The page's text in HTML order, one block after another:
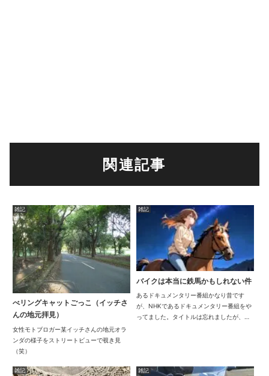
関連記事
雑記
べリングキャットごっこ（イッチさ
んの地元拝見）
女性モトブロガー某イッチさんの地元オラ
ンダの様子をストリートビューで覗き見
（笑）
雑記
バイクは本当に鉄馬かもしれない件
あるドキュメンタリー番組かなり昔です
が、NHKであるドキュメンタリー番組をや
ってました。タイトルは忘れましたが、恐
雑記 雑記